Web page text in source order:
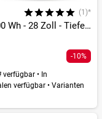
(1)*
Kathmandu Hybrid Comfort Pro 800 - 800 Wh - 28 Zoll - Tiefeinsteiger - 2026
-10%
verfügbar • In
verfügbar • Varianten